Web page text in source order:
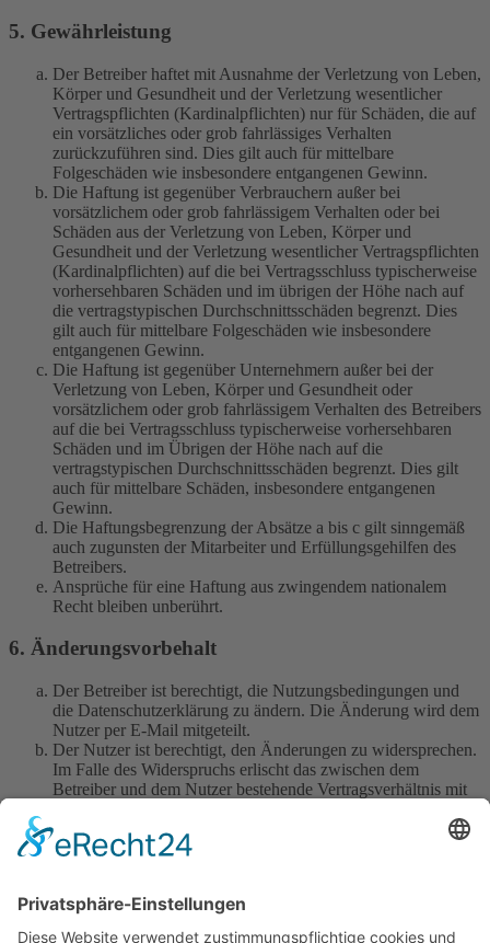
5. Gewährleistung
Der Betreiber haftet mit Ausnahme der Verletzung von Leben,
Körper und Gesundheit und der Verletzung wesentlicher
Vertragspflichten (Kardinalpflichten) nur für Schäden, die auf
ein vorsätzliches oder grob fahrlässiges Verhalten
zurückzuführen sind. Dies gilt auch für mittelbare
Folgeschäden wie insbesondere entgangenen Gewinn.
Die Haftung ist gegenüber Verbrauchern außer bei
vorsätzlichem oder grob fahrlässigem Verhalten oder bei
Schäden aus der Verletzung von Leben, Körper und
Gesundheit und der Verletzung wesentlicher Vertragspflichten
(Kardinalpflichten) auf die bei Vertragsschluss typischerweise
vorhersehbaren Schäden und im übrigen der Höhe nach auf
die vertragstypischen Durchschnittsschäden begrenzt. Dies
gilt auch für mittelbare Folgeschäden wie insbesondere
entgangenen Gewinn.
Die Haftung ist gegenüber Unternehmern außer bei der
Verletzung von Leben, Körper und Gesundheit oder
vorsätzlichem oder grob fahrlässigem Verhalten des Betreibers
auf die bei Vertragsschluss typischerweise vorhersehbaren
Schäden und im Übrigen der Höhe nach auf die
vertragstypischen Durchschnittsschäden begrenzt. Dies gilt
auch für mittelbare Schäden, insbesondere entgangenen
Gewinn.
Die Haftungsbegrenzung der Absätze a bis c gilt sinngemäß
auch zugunsten der Mitarbeiter und Erfüllungsgehilfen des
Betreibers.
Ansprüche für eine Haftung aus zwingendem nationalem
Recht bleiben unberührt.
6. Änderungsvorbehalt
Der Betreiber ist berechtigt, die Nutzungsbedingungen und
die Datenschutzerklärung zu ändern. Die Änderung wird dem
Nutzer per E-Mail mitgeteilt.
Der Nutzer ist berechtigt, den Änderungen zu widersprechen.
Im Falle des Widerspruchs erlischt das zwischen dem
Betreiber und dem Nutzer bestehende Vertragsverhältnis mit
Die Änderungen gelten als anerkannt und verbindlich, wenn
der Nutzer den Änderungen zugestimmt hat.
sind in der Datenschutzerklärung enthalten.